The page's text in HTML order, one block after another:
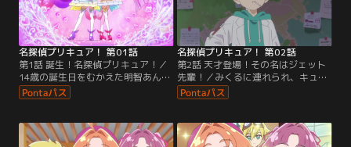
名探偵プリキュア！ 第01話
第1話 誕生！名探偵プリキュア！／
14歳の誕生日をむかえた明智あんな
は、部屋に置かれていたペンダント
を身に着けていたところに、妖精の
トの光に飲み込まれ、目を覚ました
先は--。
名探偵プリキュア！ 第02話
第2話 天才登場！その名はジェット
先輩！／みくるに連れられ、キュア
ット探偵事務所を訪れるあんな。事
務所にいた自称天才博士の妖精・ジ
原因はポチタンだったことが判明す
る。